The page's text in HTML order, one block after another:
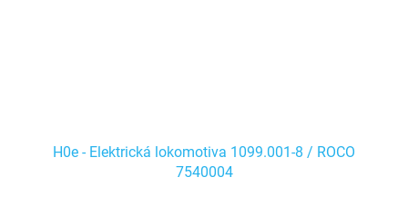
H0e - Elektrická lokomotiva 1099.001-8 / ROCO
7540004